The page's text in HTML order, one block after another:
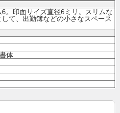
。印面サイズ直径6ミリ。スリムな
て、出勤簿などの小さなスペース
体